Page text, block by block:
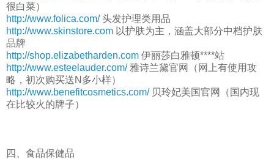
很白菜）
http://www.folica.com/头发护理类用品
http://www.skinstore.com 以护肤为主，涵盖大部分中档护肤
品牌
http://shop.elizabetharden.com 伊丽莎白雅顿****站
http://www.esteelauder.com/雅诗兰黛官网（网上有使用攻
略，初次购买送N多小样）
http://www.benefitcosmetics.com/贝玲妃美国官网（国内现
在比较火的牌子）
四、食品保健品